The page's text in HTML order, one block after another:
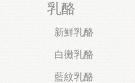
乳酪
新鮮乳酪
白黴乳酪
藍紋乳酪